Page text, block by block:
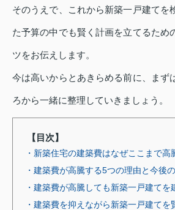
そのうえで、これから新築一戸建てを
た予算の中でも賢く計画を立てるため
ツをお伝えします。
今は高いからとあきらめる前に、まず
ろから一緒に整理していきましょう。
【目次】
・新築住宅の建築費はなぜここまで高
・建築費が高騰する5つの理由と今後
・建築費が高騰しても新築一戸建てを
・建築費を抑えながら新築一戸建てを